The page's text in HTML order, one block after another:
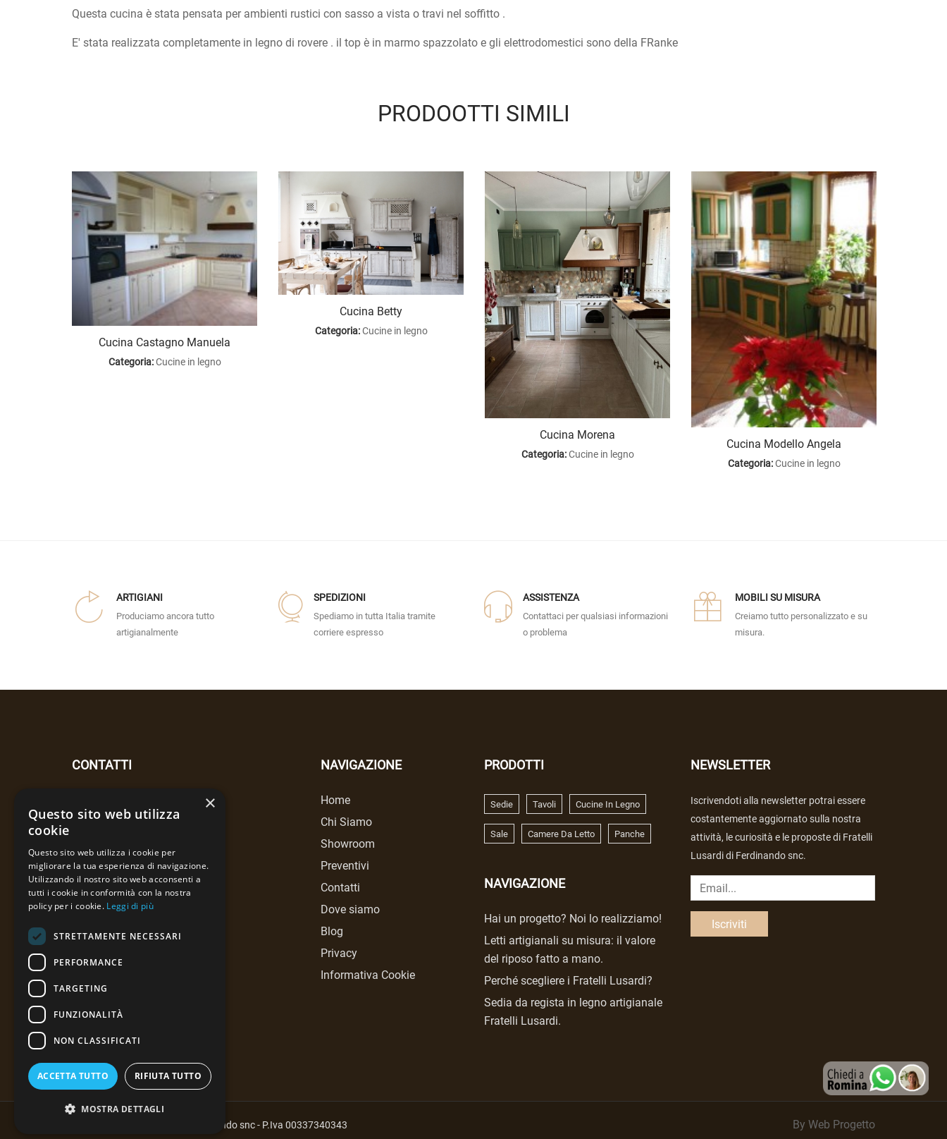
Questa cucina è stata pensata per ambienti rustici con sasso a vista o travi nel soffitto .
E' stata realizzata completamente in legno di rovere . il top è in marmo spazzolato e gli elettrodomestici sono della FRanke
PRODOOTTI SIMILI
Cucina Castagno Manuela
Categoria: Cucine in legno
Cucina Betty
Categoria: Cucine in legno
Cucina Morena
Categoria: Cucine in legno
Cucina Modello Angela
Categoria: Cucine in legno
ARTIGIANI
Produciamo ancora tutto
artigianalmente
SPEDIZIONI
Spediamo in tutta Italia tramite
corriere espresso
ASSISTENZA
Contattaci per qualsiasi informazioni
o problema
MOBILI SU MISURA
Creiamo tutto personalizzato e su
misura.
CONTATTI
Loc. Prato Castagno
Santa Maria Del Taro
Tel: +39 3939257676
E-mail : info@fratellilusardi.it
NAVIGAZIONE
Home
Chi Siamo
Showroom
Preventivi
Contatti
Dove siamo
Blog
Privacy
Informativa Cookie
PRODOTTI
Sedie Tavoli Cucine In Legno
Sale Camere Da Letto Panche
NAVIGAZIONE
Hai un progetto? Noi lo realizziamo!
Letti artigianali su misura: il valore
del riposo fatto a mano.
Perché scegliere i Fratelli Lusardi?
Sedia da regista in legno artigianale
Fratelli Lusardi.
NEWSLETTER
Iscrivendoti alla newsletter potrai essere
costantemente aggiornato sulla nostra
attività, le curiosità e le proposte di Fratelli
Lusardi di Ferdinando snc.
Copyright © F.lli Lusardi di Ferdinando snc - P.Iva 00337340343 By Web Progetto
×
Questo sito web utilizza
cookie
Questo sito web utilizza i cookie per
migliorare la tua esperienza di navigazione.
Utilizzando il nostro sito web acconsenti a
tutti i cookie in conformità con la nostra
policy per i cookie. Leggi di più
STRETTAMENTE NECESSARI
PERFORMANCE
TARGETING
FUNZIONALITÀ
NON CLASSIFICATI
ACCETTA TUTTO RIFIUTA TUTTO
MOSTRA DETTAGLI